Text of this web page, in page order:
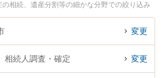
相続、遺産分割等の細かな分野での絞り込み
律事務所の加藤 怜弁護士のプロフィール情報
れています。『稲敷市で土日や夜間に発生し
相談できる稲敷市内の弁護士に相談予約した
におすすめです。
変更
相続人調査・確定 変更